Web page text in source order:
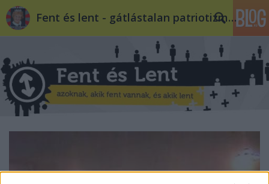
Fent és lent - gátlástalan patriotizmus